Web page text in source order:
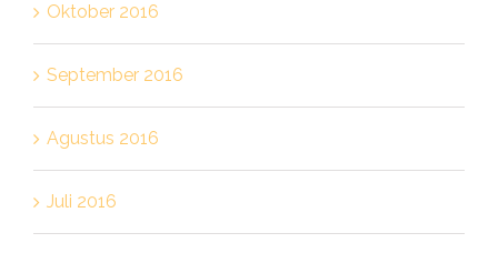
Oktober 2016
September 2016
Agustus 2016
Juli 2016